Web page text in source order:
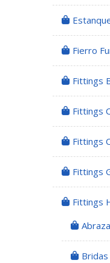
Fierro
Fittings
Fittings
Fittings
Fittings
Fittings
Bridas